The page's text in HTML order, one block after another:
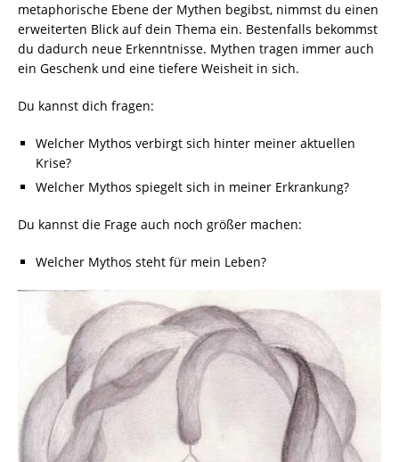
metaphorische Ebene der Mythen begibst, nimmst du einen
erweiterten Blick auf dein Thema ein. Bestenfalls bekommst
du dadurch neue Erkenntnisse. Mythen tragen immer auch
ein Geschenk und eine tiefere Weisheit in sich.
Du kannst dich fragen:
Welcher Mythos verbirgt sich hinter meiner aktuellen
Krise?
Welcher Mythos spiegelt sich in meiner Erkrankung?
Du kannst die Frage auch noch größer machen:
Welcher Mythos steht für mein Leben?